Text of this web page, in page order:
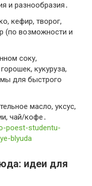
и разнообразия․
кефир, творог,
(по возможности и
соку,
кукуруза,
для быстрого
масло, уксус,
чай/кофе․
poest-studentu-
blyuda
идеи для